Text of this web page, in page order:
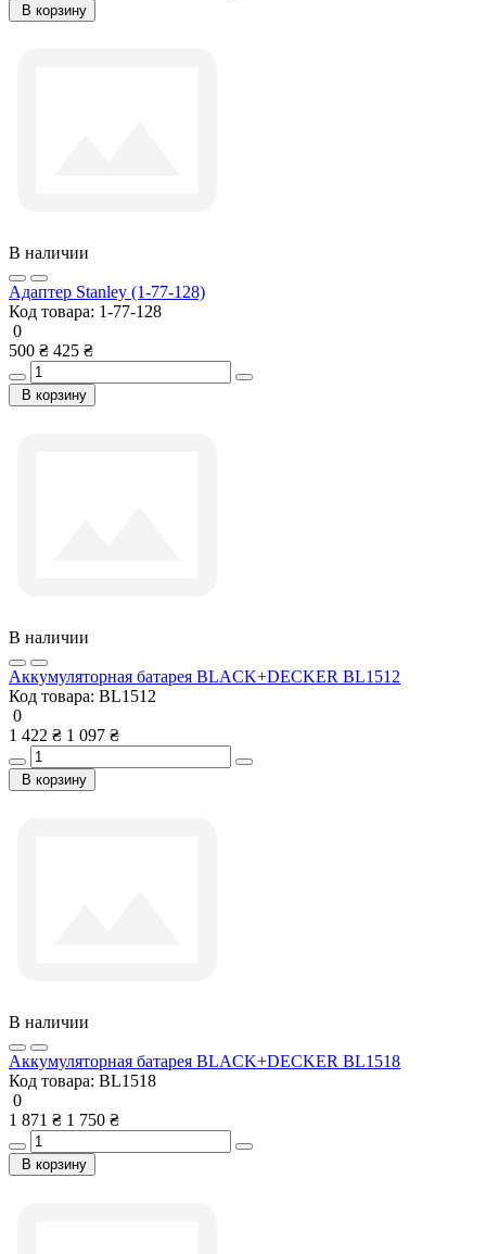
В корзину
В наличии
Адаптер Stanley (1-77-128)
Код товара: 1-77-128
0
500 ₴ 425 ₴
В корзину
В наличии
Аккумуляторная батарея BLACK+DECKER BL1512
Код товара: BL1512
0
1 422 ₴ 1 097 ₴
В корзину
В наличии
Аккумуляторная батарея BLACK+DECKER BL1518
Код товара: BL1518
0
1 871 ₴ 1 750 ₴
В корзину